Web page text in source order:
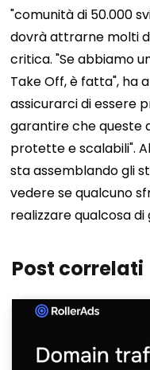
"comunità di 50.000
dovrà attrarne molti
critica."Se abbiamo
Take Off, è fatta", ha
assicurarci di essere
garantire che queste
protette e scalabili".
sta assemblando gli
vedere se qualcuno
realizzare qualcosa di
Post correlati